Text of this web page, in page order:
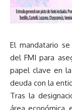
El mandatario
del FMI para
papel clave en
deuda con la
Tras la